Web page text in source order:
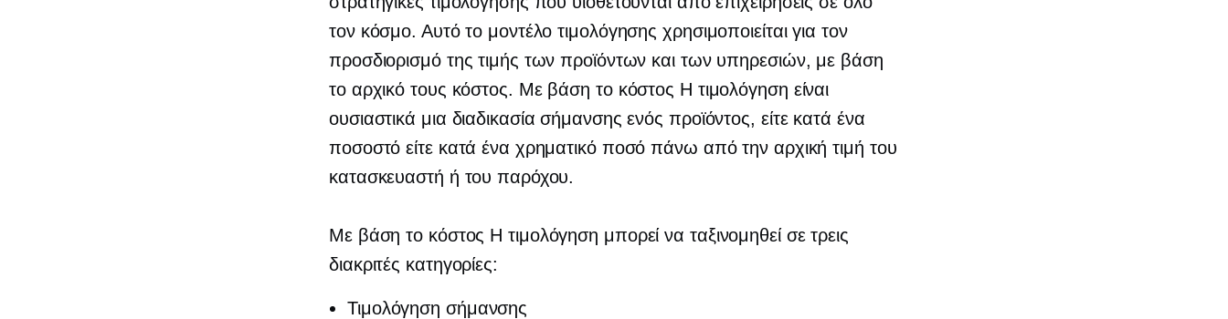
τον κόσμο. Αυτό το μοντέλο τιμολόγησης χρησιμοποιείται για τον
προσδιορισμό της τιμής των προϊόντων και των υπηρεσιών, με βάση
το αρχικό τους κόστος. Με βάση το κόστος Η τιμολόγηση είναι
ουσιαστικά μια διαδικασία σήμανσης ενός προϊόντος, είτε κατά ένα
ποσοστό είτε κατά ένα χρηματικό ποσό πάνω από την αρχική τιμή του
κατασκευαστή ή του παρόχου.
Με βάση το κόστος Η τιμολόγηση μπορεί να ταξινομηθεί σε τρεις
διακριτές κατηγορίες:
Τιμολόγηση σήμανσης